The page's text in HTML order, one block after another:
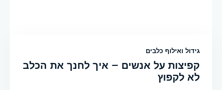
גידול ואילוף כלבים
קפיצות על אנשים – איך לחנך את הכלב
לא לקפוץ